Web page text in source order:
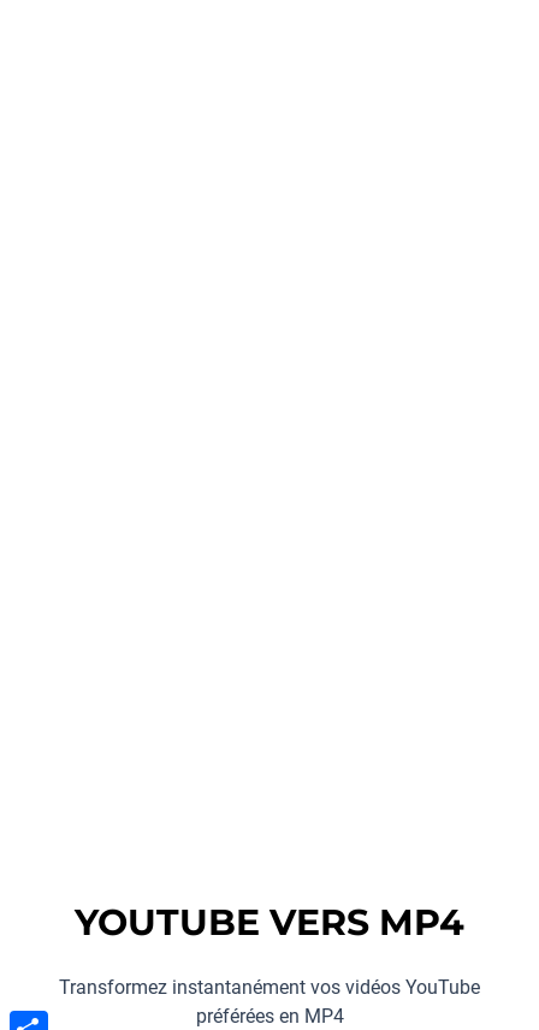
YOUTUBE VERS MP4
Transformez instantanément vos vidéos YouTube
préférées en MP4